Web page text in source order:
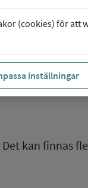
(cookies) för att
inställningar
kan finnas